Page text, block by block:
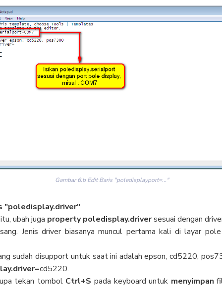
Gambar 6.b Edit Baris "poledisplayport=..."
"poledisplay.driver"
ubah juga property poledisplay.driversesuai dengan
Jenis driver biasanya muncul pertama kali di layar
sudah disupport untuk saat ini adalah epson, cd5220,
=cd5220.
tekan tombol Ctrl+S pada keyboard untuk menyimpan